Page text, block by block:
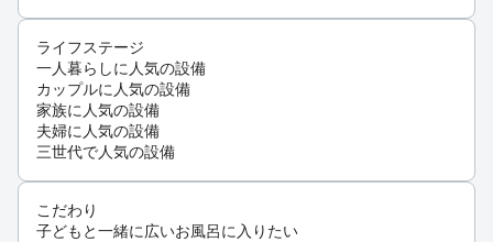
ライフステージ
一人暮らしに人気の設備
カップルに人気の設備
家族に人気の設備
夫婦に人気の設備
三世代で人気の設備
こだわり
子どもと一緒に広いお風呂に入りたい